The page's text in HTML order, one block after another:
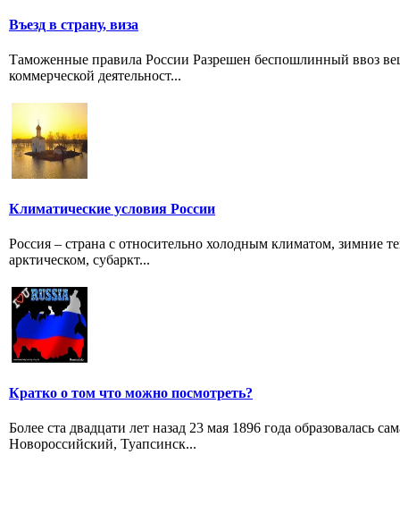
Въезд в страну, виза
Таможенные правила России Разрешен беспошлинный ввоз
коммерческой деятельност...
Климатические условия России
Россия – страна с относительно холодным климатом, зимние
арктическом, субаркт...
Кратко о том что можно посмотреть?
Более ста двадцати лет назад 23 мая 1896 года образовалась
Новороссийский, Туапсинск...